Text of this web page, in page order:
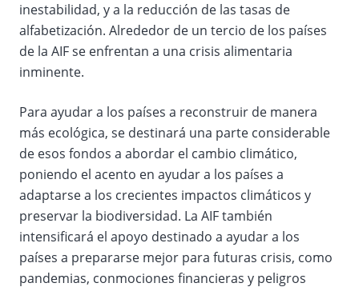
inestabilidad, y a la reducción de las tasas de
alfabetización. Alrededor de un tercio de los países
de la AIF se enfrentan a una crisis alimentaria
inminente.
Para ayudar a los países a reconstruir de manera
más ecológica, se destinará una parte considerable
de esos fondos a abordar el cambio climático,
poniendo el acento en ayudar a los países a
adaptarse a los crecientes impactos climáticos y
preservar la biodiversidad. La AIF también
intensificará el apoyo destinado a ayudar a los
países a prepararse mejor para futuras crisis, como
pandemias, conmociones financieras y peligros